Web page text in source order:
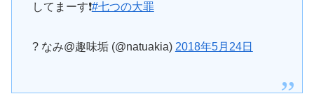
してまーす❗#七つの大罪
? なみ@趣味垢 (@natuakia) 2018年5月24日